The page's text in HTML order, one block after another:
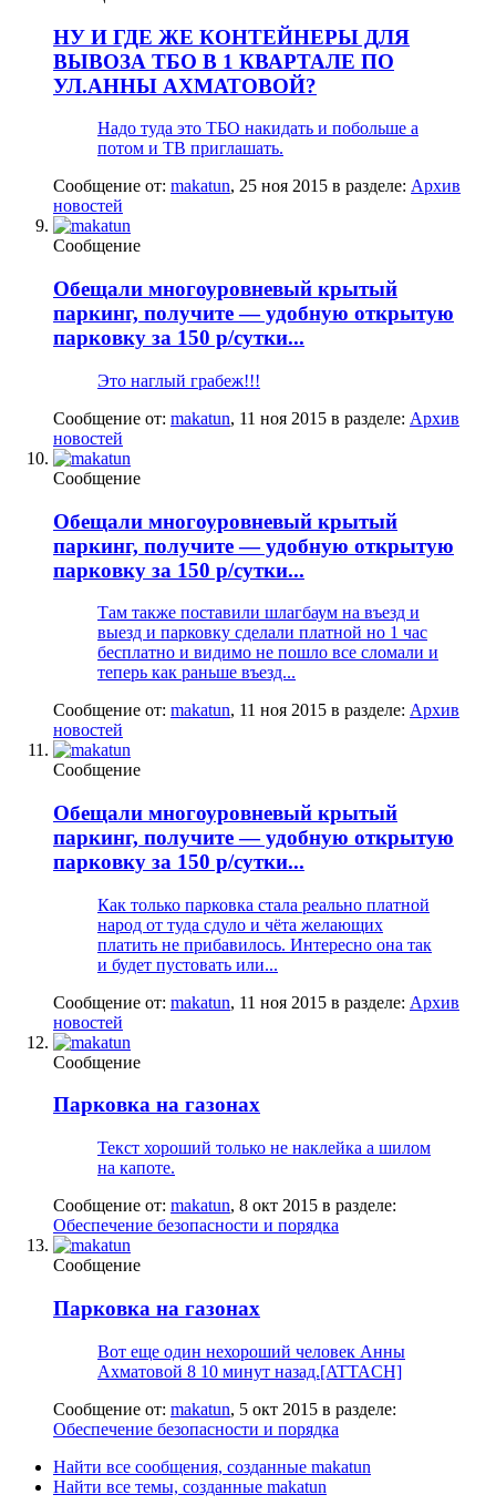
НУ И ГДЕ ЖЕ КОНТЕЙНЕРЫ ДЛЯ
ВЫВОЗА ТБО В 1 КВАРТАЛЕ ПО
УЛ.АННЫ АХМАТОВОЙ?
Надо туда это ТБО накидать и побольше а
потом и ТВ приглашать.
Сообщение от: makatun, 25 ноя 2015 в разделе: Архив
новостей
Сообщение
Обещали многоуровневый крытый
паркинг, получите — удобную открытую
парковку за 150 р/сутки...
Это наглый грабеж!!!
Сообщение от: makatun, 11 ноя 2015 в разделе: Архив
новостей
Сообщение
Обещали многоуровневый крытый
паркинг, получите — удобную открытую
парковку за 150 р/сутки...
Там также поставили шлагбаум на въезд и
выезд и парковку сделали платной но 1 час
бесплатно и видимо не пошло все сломали и
теперь как раньше въезд...
Сообщение от: makatun, 11 ноя 2015 в разделе: Архив
новостей
Сообщение
Обещали многоуровневый крытый
паркинг, получите — удобную открытую
парковку за 150 р/сутки...
Как только парковка стала реально платной
народ от туда сдуло и чёта желающих
платить не прибавилось. Интересно она так
и будет пустовать или...
Сообщение от: makatun, 11 ноя 2015 в разделе: Архив
новостей
Сообщение
Парковка на газонах
Текст хороший только не наклейка а шилом
на капоте.
Сообщение от: makatun, 8 окт 2015 в разделе:
Обеспечение безопасности и порядка
Сообщение
Парковка на газонах
Вот еще один нехороший человек Анны
Ахматовой 8 10 минут назад.[ATTACH]
Сообщение от: makatun, 5 окт 2015 в разделе:
Обеспечение безопасности и порядка
Найти все сообщения, созданные makatun
Найти все темы, созданные makatun